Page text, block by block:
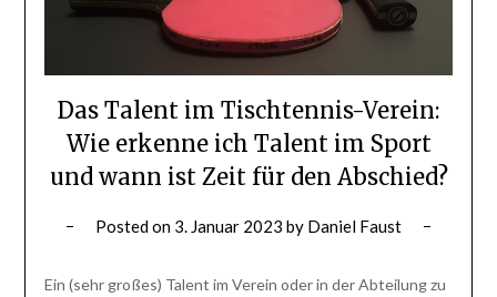
Das Talent im Tischtennis-Verein:
Wie erkenne ich Talent im Sport
und wann ist Zeit für den Abschied?
Posted on 3. Januar 2023 by Daniel Faust
Ein (sehr großes) Talent im Verein oder in der Abteilung zu